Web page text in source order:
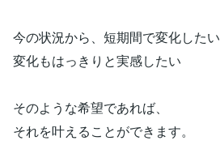
今の状況から、短期間で変化したい
変化もはっきりと実感したい
そのような希望であれば、
それを叶えることができます。